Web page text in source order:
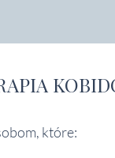
które: